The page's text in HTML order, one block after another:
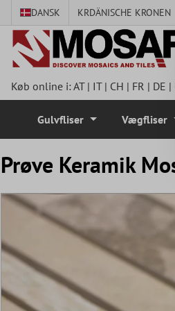
DANSK KRDÄNISCHE KRONEN
Køb online i:AT| IT| CH | FR | DE |
Gulvfliser Vægfliser
Prøve Keramik